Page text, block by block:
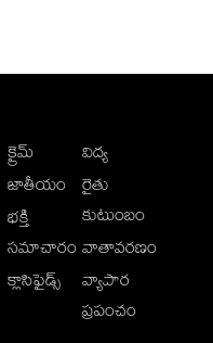
క్రైమ్
జాతీయం
భక్తి
సమాచారం
క్లాసిఫైడ్స్
విద్య
రైతు
కుటుంబం
వాతావరణం
వ్యాపార
ప్రపంచం